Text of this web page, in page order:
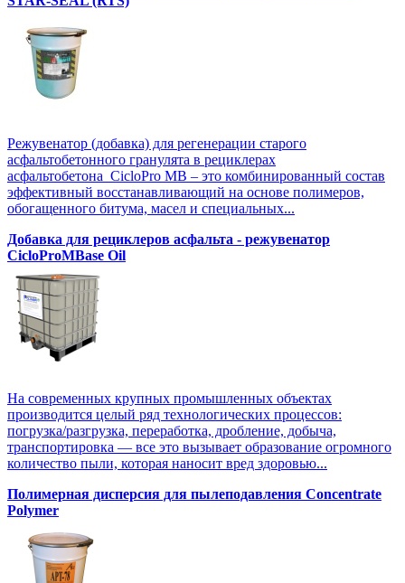
Режувенатор (добавка) для регенерации старого
асфальтобетонного гранулята в рециклерах
асфальтобетона CicloPro MB – это комбинированный состав
эффективный восстанавливающий на основе полимеров,
обогащенного битума, масел и специальных...
Добавка для рециклеров асфальта - режувенатор
CicloProMBase Oil
На современных крупных промышленных объектах
производится целый ряд технологических процессов:
погрузка/разгрузка, переработка, дробление, добыча,
транспортировка — все это вызывает образование огромного
количество пыли, которая наносит вред здоровью...
Полимерная дисперсия для пылеподавления Concentrate
Polymer